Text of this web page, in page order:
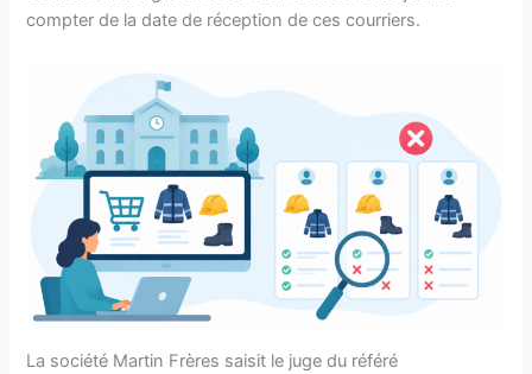
compter de la date de réception de ces courriers.
La société Martin Frères saisit le juge du référé